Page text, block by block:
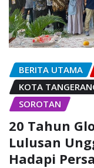
BERITA UTAMA
KOTA
SOROTAN
20 Tahun
Lulusan
Hadapi